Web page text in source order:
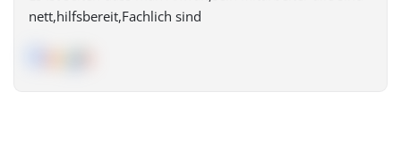
nett,hilfsbereit,Fachlich sind